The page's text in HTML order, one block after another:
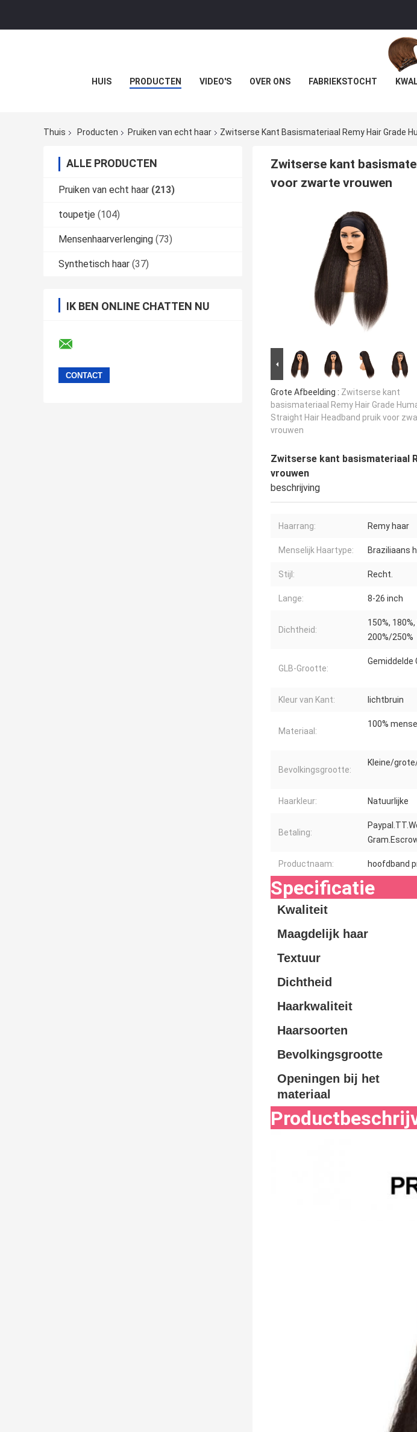
HUIS PRODUCTEN VIDEO'S OVER ONS FABRIEKSTOCHT
Thuis Producten Pruiken van echt haar Zwitserse Kant Basismateriaal Remy Hair Grade
ALLE PRODUCTEN
Pruiken van echt haar (213)
toupetje (104)
Mensenhaarverlenging (73)
Synthetisch haar (37)
IK BEN ONLINE CHATTEN NU
Zwitserse kant
voor zwarte vrouwen
Grote Afbeelding : Zwitserse kant
basismateriaal Remy Hair Grade
Straight Hair Headband pruik voor
vrouwen
Zwitserse kant basismateriaal
vrouwen
beschrijving
Haarrang: Remy haar
Menselijk Haartype: Braziliaans
Stijl: Recht.
Lange: 8-26 inch
Dichtheid:
150%,
200%/250%
GLB-Grootte:
Gemiddelde
Kleur van Kant: lichtbruin
Materiaal:
100%
Bevolkingsgrootte:
Kleine/
Haarkleur: Natuurlijke
Betaling:
Productnaam: hoofdband
Specificatie
Kwaliteit
Maagdelijk haar
Textuur
Dichtheid
Haarkwaliteit
Haarsoorten
Bevolkingsgrootte
Openingen bij het
materiaal